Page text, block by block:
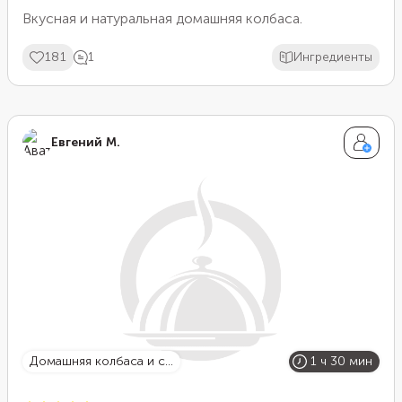
Вкусная и натуральная домашняя колбаса.
181 1 Ингредиенты
Евгений М.
домашняя колбаса и с... 1 ч 30 мин